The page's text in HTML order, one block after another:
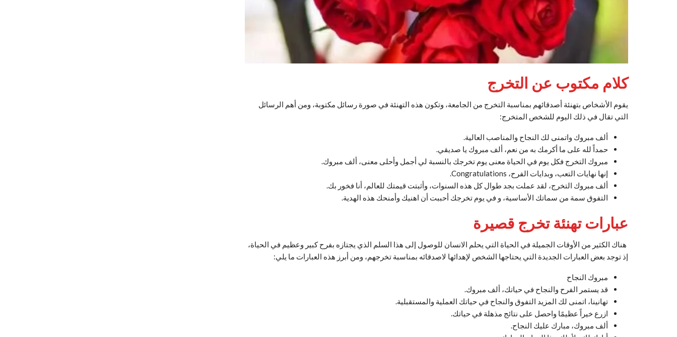
كلام مكتوب عن التخرج
يقوم الأشخاص بتهنئة أصدقائهم بمناسبة التخرج من الجامعة، وتكون هذه التهنئة في صورة رسائل مكتوبة، ومن أهم الرسائل
التي تقال في ذلك اليوم للشخص المتخرج:
ألف مبروك واتمنى لك النجاح والمناصب العالية.
حمداً لله على ما أكرمك به من نعم، ألف مبروك يا صديقي.
مبروك التخرج فكل يوم في الحياة معنى يوم تخرجك بالنسبة لي أجمل وأحلى معنى، ألف مبروك.
إنها نهايات التعب، وبدايات الفرح، Congratulations.
ألف مبروك التخرج، لقد عملت بجد طوال كل هذه السنوات، وأثبتت قيمتك للعالم، أنا فخور بك.
التفوق سمة من سماتك الأساسية، و في يوم تخرجك أحببت أن اهنيك وأمنحك هذه الهدية.
عبارات تهنئة تخرج قصيرة
هناك الكثير من الأوقات الجميلة في الحياة التي يحلم الانسان للوصول إلى هذا السلم الذي يجتازه بفرح كبير وعظيم في الحياة،
إذ توجد بعض العبارات الجديدة التي يحتاجها الشخص لإهدائها لاصدقائه بمناسبة تخرجهم، ومن أبرز هذه العبارات ما يلي:
مبروك النجاح
قد يستمر الفرح والنجاح في حياتك، ألف مبروك.
تهانينا، اتمنى لك المزيد التفوق والنجاح في حياتك العملية والمستقبلية.
ازرع خيراً عظيمًا واحصل على نتائج مذهلة في حياتك.
ألف مبروك، مبارك عليك النجاح.